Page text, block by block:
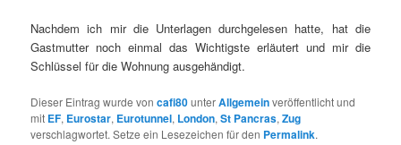
Nachdem ich mir die Unterlagen durchgelesen hatte, hat die
Gastmutter noch einmal das Wichtigste erläutert und mir die
Schlüssel für die Wohnung ausgehändigt.
Dieser Eintrag wurde voncafi80unterAllgemeinveröffentlicht und
mit EF, Eurostar, Eurotunnel, London,St Pancras,Zug
verschlagwortet. Setze ein Lesezeichen für den Permalink.